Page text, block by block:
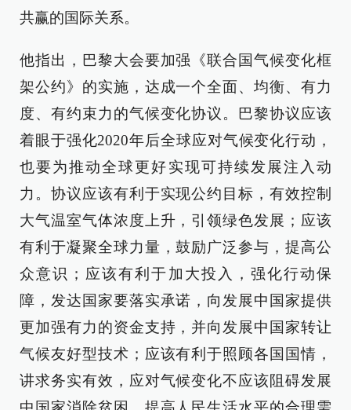
共赢的国际关系。
他指出，巴黎大会要加强《联合国气候变化框
架公约》的实施，达成一个全面、均衡、有力
度、有约束力的气候变化协议。巴黎协议应该
着眼于强化2020年后全球应对气候变化行动，
也要为推动全球更好实现可持续发展注入动
力。协议应该有利于实现公约目标，有效控制
大气温室气体浓度上升，引领绿色发展；应该
有利于凝聚全球力量，鼓励广泛参与，提高公
众意识；应该有利于加大投入，强化行动保
障，发达国家要落实承诺，向发展中国家提供
更加强有力的资金支持，并向发展中国家转让
气候友好型技术；应该有利于照顾各国国情，
讲求务实有效，应对气候变化不应该阻碍发展